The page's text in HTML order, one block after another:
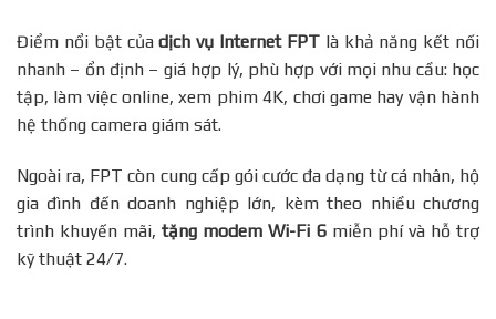
Điểm nổi bật củadịch vụ Internet FPTlà khả năng kết nối
nhanh – ổn định – giá hợp lý, phù hợp với mọi nhu cầu: học
tập, làm việc online, xem phim 4K, chơi game hay vận hành
hệ thống camera giám sát.
Ngoài ra, FPT còn cung cấp gói cước đa dạng từ cá nhân, hộ
gia đình đến doanh nghiệp lớn, kèm theo nhiều chương
trình khuyến mãi, tặng modem Wi-Fi 6miễn phí và hỗ trợ
kỹ thuật 24/7.